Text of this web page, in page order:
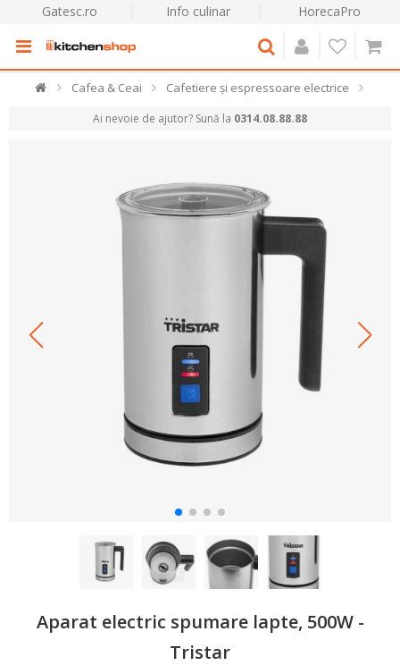
Gatesc.ro Info culinar HorecaPro
Cafea & Ceai Cafetiere și espressoare electrice
Ai nevoie de ajutor? Sună la 0314.08.88.88
Aparat electric spumare lapte, 500W -
Tristar